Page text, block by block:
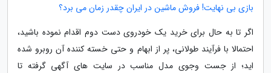
بازی بی نهایت! فروش ماشین در ایران چقدر زمان می برد؟
اگر تا به حال برای خرید یک خودروی دست دوم اقدام نموده باشید،
احتمالا با فرآیند طولانی، پر از ابهام و حتی خسته کننده آن روبرو شده
اید؛ از جست وجوی مدل مناسب در سایت های آگهی گرفته تا